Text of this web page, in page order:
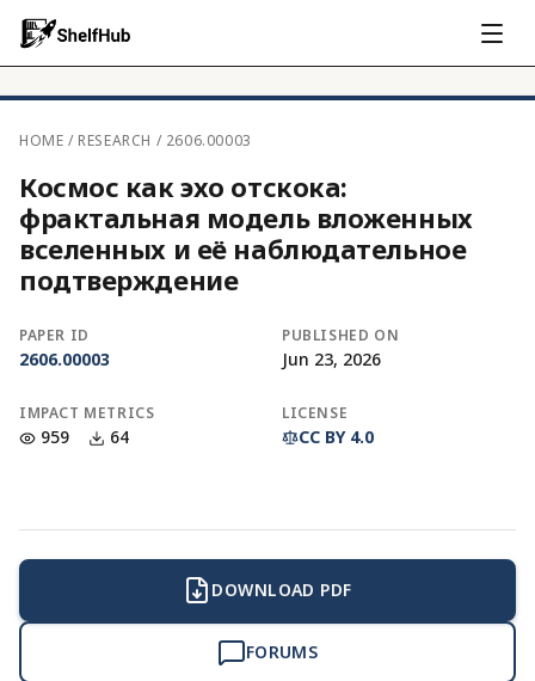
HOME / RESEARCH / 2606.00003
Космос как эхо отскока:
фрактальная модель вложенных
вселенных и её наблюдательное
подтверждение
PAPER ID
2606.00003
PUBLISHED ON
Jun 23, 2026
IMPACT METRICS
959 64
LICENSE
CC BY 4.0
DOWNLOAD PDF
FORUMS